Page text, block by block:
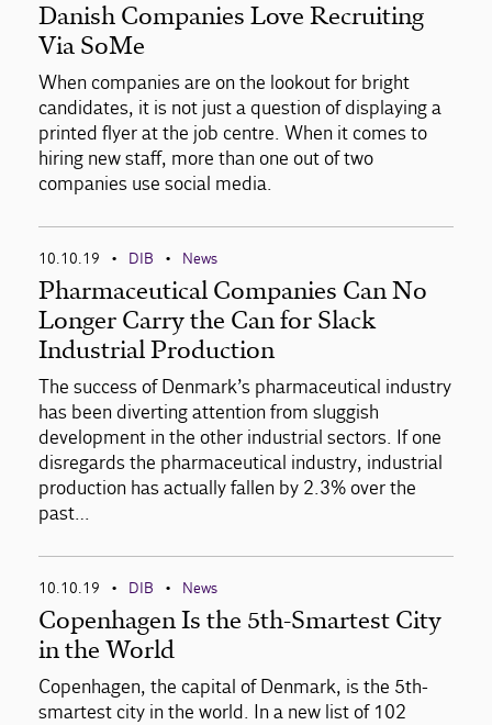
Danish Companies Love Recruiting
Via SoMe
When companies are on the lookout for bright
candidates, it is not just a question of displaying a
printed flyer at the job centre. When it comes to
hiring new staff, more than one out of two
companies use social media.
10.10.19 • DIB • News
Pharmaceutical Companies Can No
Longer Carry the Can for Slack
Industrial Production
The success of Denmark’s pharmaceutical industry
has been diverting attention from sluggish
development in the other industrial sectors. If one
disregards the pharmaceutical industry, industrial
production has actually fallen by 2.3% over the
past…
10.10.19 • DIB • News
Copenhagen Is the 5th-Smartest City
in the World
Copenhagen, the capital of Denmark, is the 5th-
smartest city in the world. In a new list of 102